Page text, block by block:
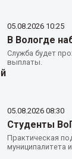
05.08.2026 10:25
В Вологде
Служба будет
выплаты.
05.08.2026 08:30
Студенты
Практическая
муниципалитета